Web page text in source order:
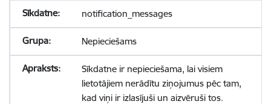
notification_messages
Nepieciešams
Sīkdatne ir nepieciešama, lai visiem
lietotājiem nerādītu ziņojumus pēc tam,
kad viņi ir izlasījuši un aizvēruši tos.